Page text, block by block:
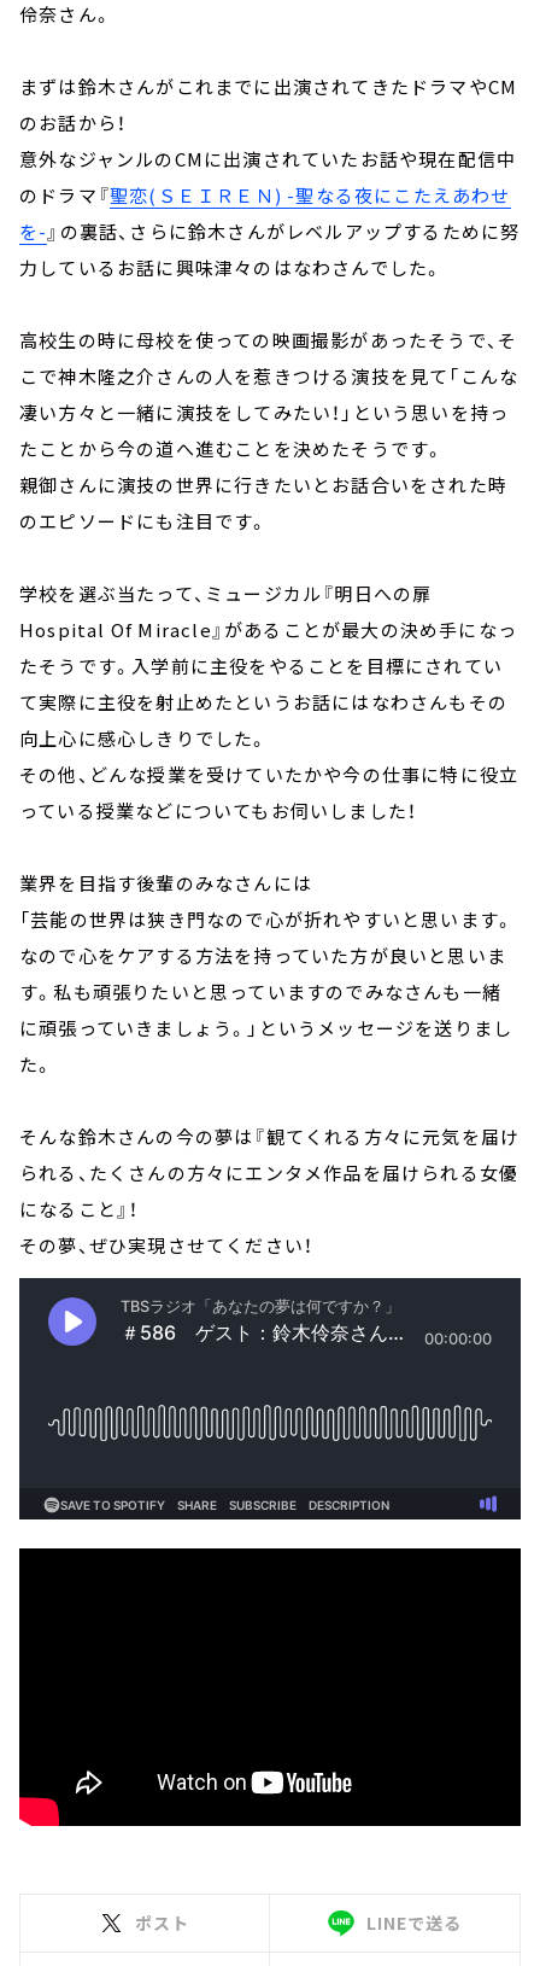
伶奈さん。
まずは鈴木さんがこれまでに出演されてきたドラマやCM
のお話から！
意外なジャンルのCMに出演されていたお話や現在配信中
のドラマ『聖恋(ＳＥＩＲＥＮ) -聖なる夜にこたえあわせ
を-』の裏話、さらに鈴木さんがレベルアップするために努
力しているお話に興味津々のはなわさんでした。
高校生の時に母校を使っての映画撮影があったそうで、そ
こで神木隆之介さんの人を惹きつける演技を見て「こんな
凄い方々と一緒に演技をしてみたい！」という思いを持っ
たことから今の道へ進むことを決めたそうです。
親御さんに演技の世界に行きたいとお話合いをされた時
のエピソードにも注目です。
学校を選ぶ当たって、ミュージカル『明日への扉
Hospital Of Miracle』があることが最大の決め手になっ
たそうです。入学前に主役をやることを目標にされてい
て実際に主役を射止めたというお話にはなわさんもその
向上心に感心しきりでした。
その他、どんな授業を受けていたかや今の仕事に特に役立
っている授業などについてもお伺いしました！
業界を目指す後輩のみなさんには
「芸能の世界は狭き門なので心が折れやすいと思います。
なので心をケアする方法を持っていた方が良いと思いま
す。私も頑張りたいと思っていますのでみなさんも一緒
に頑張っていきましょう。」というメッセージを送りまし
た。
そんな鈴木さんの今の夢は『観てくれる方々に元気を届け
られる、たくさんの方々にエンタメ作品を届けられる女優
になること』！
その夢、ぜひ実現させてください！
ポスト LINEで送る